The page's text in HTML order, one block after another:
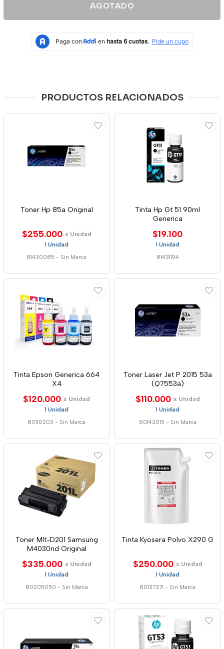
AGOTADO
PRODUCTOS RELACIONADOS
Toner Hp 85a Original
$255.000 x Unidad
1 Unidad
81430085 - Sin Marca
Tinta Hp Gt 51 90ml
Generica
$19.100
1 Unidad
81431194
Tinta Epson Generica 664
X4
$120.000 x Unidad
1 Unidad
80110203 - Sin Marca
Toner Laser Jet P 2015 53a
(Q7553a)
$110.000 x Unidad
1 Unidad
80142015 - Sin Marca
Toner Mlt-D201 Samsung
M4030nd Original
$335.000 x Unidad
1 Unidad
80205050 - Sin Marca
Tinta Kyosera Polvo X290 G
$250.000 x Unidad
1 Unidad
80137371 - Sin Marca